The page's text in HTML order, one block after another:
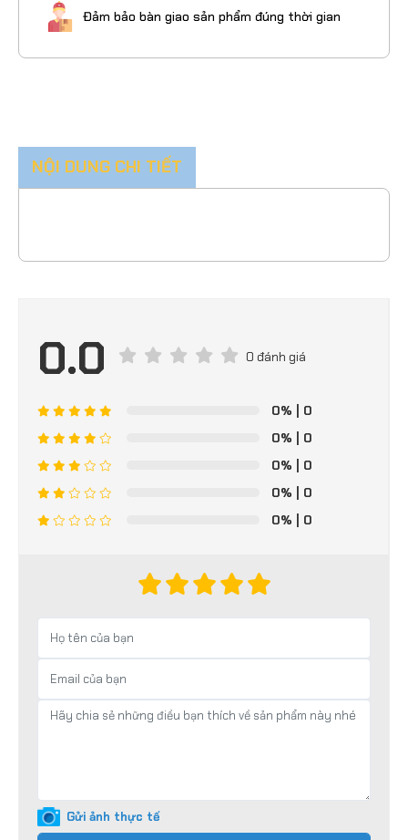
Đảm bảo bàn giao sản phẩm đúng thời gian
NỘI DUNG CHI TIẾT
0.0 0 đánh giá
0% | 0
0% | 0
0% | 0
0% | 0
0% | 0
Gửi ảnh thực tế